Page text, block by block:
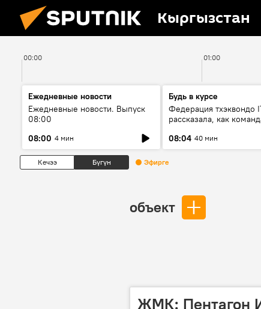
Кыргызстан
00:00 01:00
Ежедневные новости
Ежедневные новости. Выпуск
08:00
08:00 4 мин
Будь в курсе
Федерация тхэквондо
рассказала, как
08:04 40 мин
Кечээ Бүгүн Эфирге
объект
ЖМК: Пентагон